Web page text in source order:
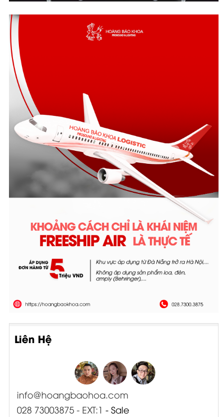
Liên Hệ
info@hoangbaohoa.com
028 73003875 - EXT:1 - Sale